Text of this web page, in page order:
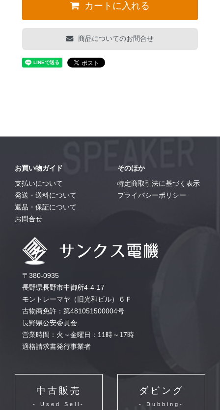
カートに入れる
商品についてのお問合せ
お買い物ガイド
支払いについて
発送・送料について
返品・保証について
お問合せ
そのほか
特定商取引法に基づく表示
プライバシーポリシー
〒380-0935
長野県長野市中御所4-4-17
モントレーマヤ（旧光和ビル）６Ｆ
古物商免許：第481051500004号
長野県公安委員会
営業時間：火～金曜日：11時～17時
適格請求書発行事業者
中古販売
- Used Sell-
ダビング
- Dubbing-